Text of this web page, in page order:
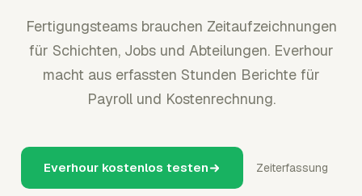
Fertigungsteams brauchen Zeitaufzeichnungen
für Schichten, Jobs und Abteilungen. Everhour
macht aus erfassten Stunden Berichte für
Payroll und Kostenrechnung.
Everhour kostenlos testen Zeiterfassung